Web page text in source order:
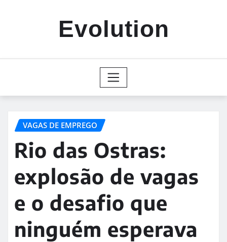
Evolution
VAGAS DE EMPREGO
Rio das Ostras:
explosão de vagas
e o desafio que
ninguém esperava